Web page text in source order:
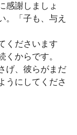
感謝しましょ
。「子も、与え
くださいます
からです。
げ、彼らがまだ
うにしてくださ